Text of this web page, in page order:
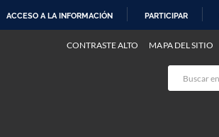
ACCESO A LA INFORMACIÓN PARTICIPAR
CONTRASTE ALTO MAPA DEL SITIO